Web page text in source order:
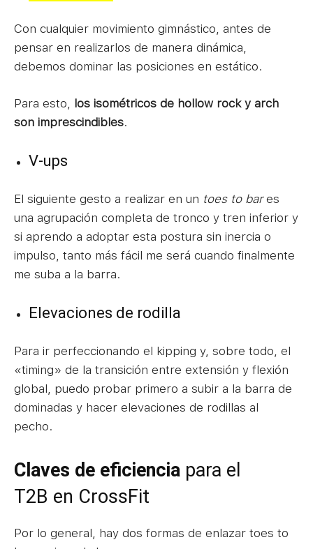
Con cualquier movimiento gimnástico, antes de
pensar en realizarlos de manera dinámica,
debemos dominar las posiciones en estático.
Para esto, los isométricos de hollow rock y arch
son imprescindibles.
V-ups
El siguiente gesto a realizar en un toes to bares
una agrupación completa de tronco y tren inferior y
si aprendo a adoptar esta postura sin inercia o
impulso, tanto más fácil me será cuando finalmente
me suba a la barra.
Elevaciones de rodilla
Para ir perfeccionando el kipping y, sobre todo, el
«timing» de la transición entre extensión y flexión
global, puedo probar primero a subir a la barra de
dominadas y hacer elevaciones de rodillas al
pecho.
Claves de eficiencia para el
T2B en CrossFit
Por lo general, hay dos formas de enlazar toes to